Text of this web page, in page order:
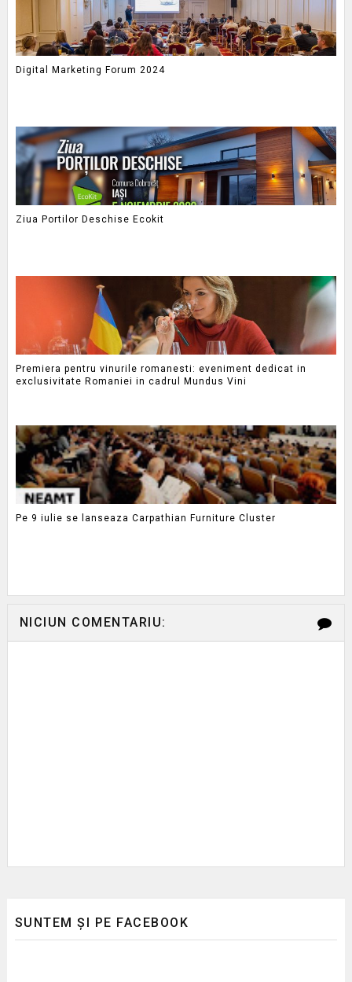
Digital Marketing Forum 2024
Ziua Portilor Deschise Ecokit
Premiera pentru vinurile romanesti: eveniment dedicat in
exclusivitate Romaniei in cadrul Mundus Vini
Pe 9 iulie se lanseaza Carpathian Furniture Cluster
NICIUN COMENTARIU:
SUNTEM ȘI PE FACEBOOK